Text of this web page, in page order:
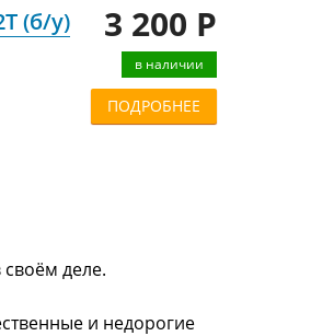
(б/у) 3 200 Р
в наличии
ПОДРОБНЕЕ
деле.
и недорогие